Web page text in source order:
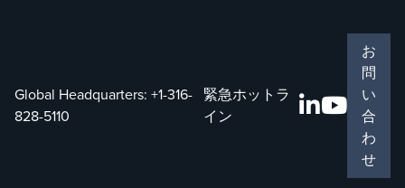
Global Headquarters: +1-316-
828-5110
緊急ホットラ
イン
お
問
い
合
わ
せ